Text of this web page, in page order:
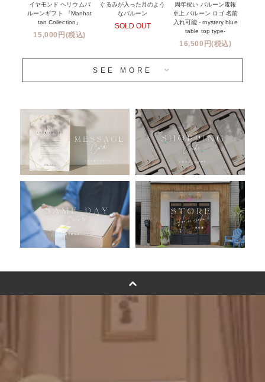
前撮り写真バルーン特集
姉妹店＆関連ショップについて
安心のチャビーバルーン
おすすめ商品
バルーン自動販売機
浮くバルーンオーダーメイド - coming soonn -
卓上バルーンオーダーメイド
ムーンリットバルーンについて
その他オーダーメイド
バルーンフラワーブーケについて
プリントフォント詳細＆使用例
イヤモンド ヘリウムバ
ルーンギフト 『Manhat
tan Collection』
15,000円(税込)
ぐるみが入った月のよう
なバルーン
SOLD OUT
周年祝い バルーン電報
卓上 バルーン ロゴ 名前
入れ可能 - mystery blue
table top type-
16,500円(税込)
SEE MORE